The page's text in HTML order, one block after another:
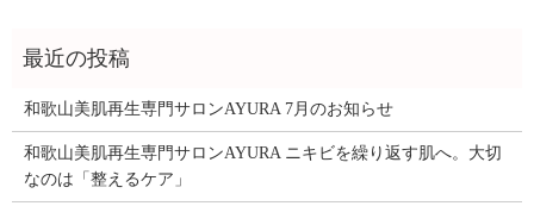
和歌山美肌再生専門サロンAYURA 7月のお知らせ
和歌山美肌再生専門サロンAYURA ニキビを繰り返す肌へ。大切
なのは「整えるケア」